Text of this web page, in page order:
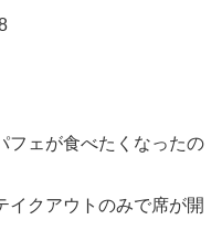
フェが食べたくなったの
イクアウトのみで席が開